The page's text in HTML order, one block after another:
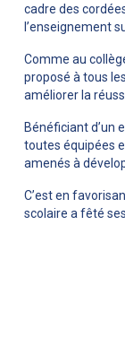
cadre des
l’enseignement
Comme au
proposé à tous
améliorer la
Bénéficiant d’un
toutes équipées
amenés à
C’est en
scolaire a fêté